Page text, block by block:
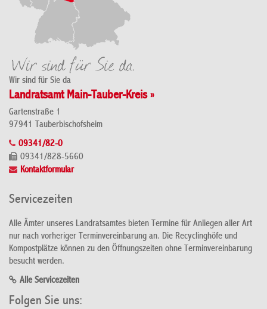
Wir sind für Sie da
Landratsamt Main-Tauber-Kreis »
Gartenstraße 1
97941 Tauberbischofsheim
09341/82-0
09341/828-5660
Kontaktformular
Servicezeiten
Alle Ämter unseres Landratsamtes bieten Termine für Anliegen aller Art
nur nach vorheriger Terminvereinbarung an. Die Recyclinghöfe und
Kompostplätze können zu den Öffnungszeiten ohne Terminvereinbarung
besucht werden.
Alle Servicezeiten
Folgen Sie uns: